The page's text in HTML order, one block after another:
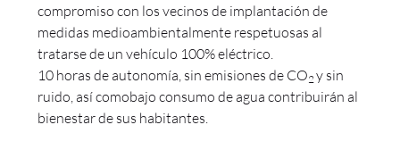
compromiso con los vecinos de implantación de
medidas medioambientalmente respetuosas al
tratarse de un vehículo 100% eléctrico.
10 horas de autonomía, sin emisiones de CO2 y sin
ruido, así comobajo consumo de agua contribuirán al
bienestar de sus habitantes.